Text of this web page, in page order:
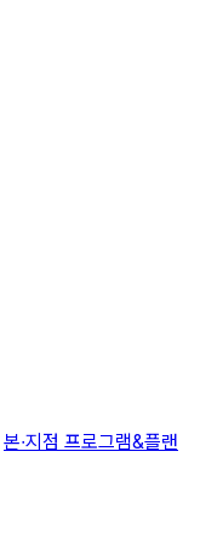
본∙지점 프로그램&플랜